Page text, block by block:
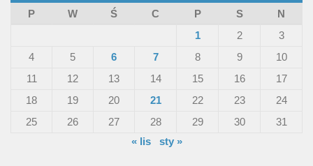
P
W Ś C P S
N
1
2
3
4
5 6 7 8 9
10
11
12 13 14 15 16
17
18
19 20 21 22 23
24
25
26 27 28 29 30
31
« lis
sty »